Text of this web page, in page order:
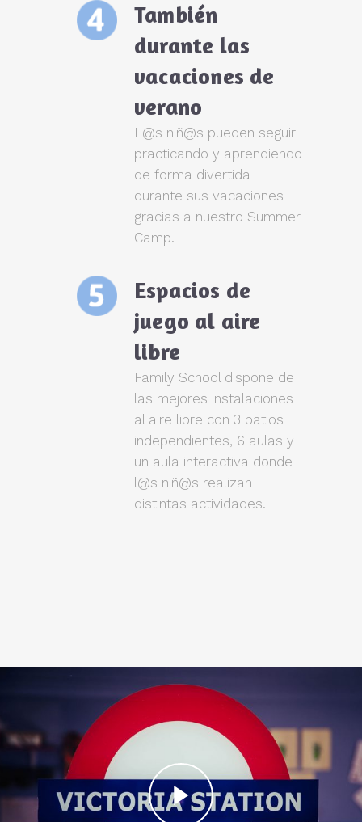
También
durante las
vacaciones de
verano
L@s niñ@s pueden seguir
practicando y aprendiendo
de forma divertida
durante sus vacaciones
gracias a nuestro Summer
Camp.
Espacios de
juego al aire
libre
Family School dispone de
las mejores instalaciones
al aire libre con 3 patios
independientes, 6 aulas y
un aula interactiva donde
l@s niñ@s realizan
distintas actividades.